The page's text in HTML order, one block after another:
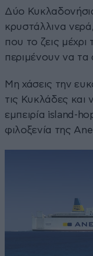
Δύο
κρυστάλλινα
που το ζεις μέχρι
περιμένουν να τα
Μη χάσεις την
τις Κυκλάδες και
εμπειρία island-
φιλοξενία της